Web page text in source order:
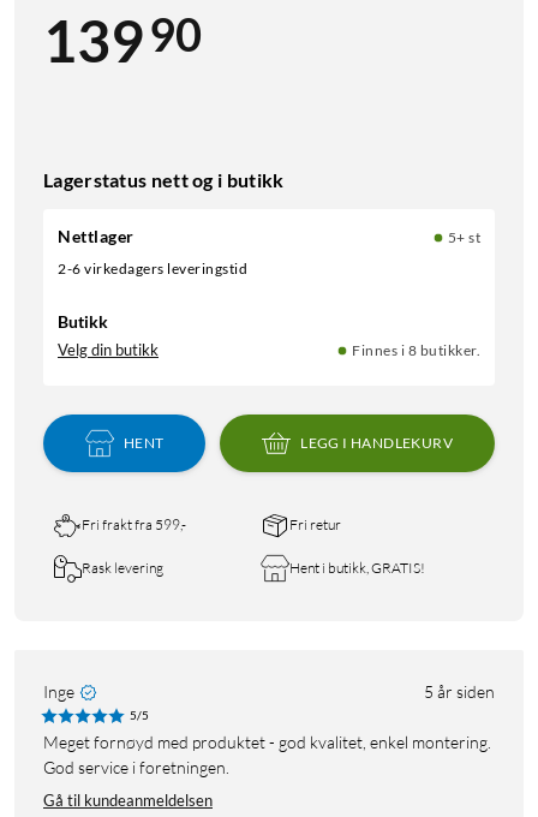
13990
Lagerstatus nett og i butikk
Nettlager
5+ st
2-6 virkedagers leveringstid
Butikk
Velg din butikk Finnes i 8 butikker.
HENT LEGG I HANDLEKURV
Fri frakt fra 599,- Fri retur
Rask levering Hent i butikk, GRATIS!
Inge 5 år siden
5/5
Meget fornøyd med produktet - god kvalitet, enkel montering.
God service i foretningen.
Gå til kundeanmeldelsen